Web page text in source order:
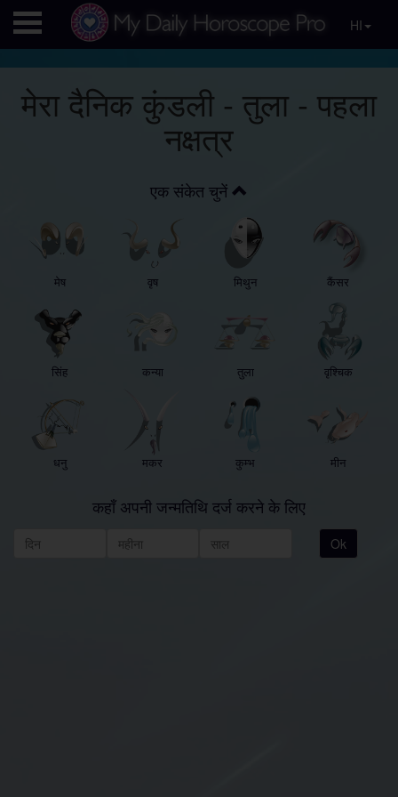
HI
मेरा दैनिक कुंडली - तुला - पहला
नक्षत्र
एक संकेत चुनें
मेष वृष मिथुन कैंसर
सिंह कन्या तुला वृश्चिक
धनु मकर कुम्भ मीन
कहाँ अपनी जन्मतिथि दर्ज करने के लिए
Ok